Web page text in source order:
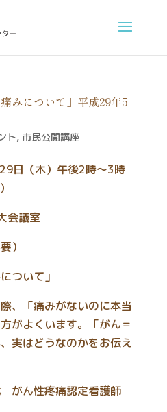
みについて」平成29年5
ト, 市民公開講座
日（木）午後2時～3時
会議室
）
ついて」
、「痛みがないのに本当
がよくいます。「がん＝
実はどうなのかをお伝え
ん性疼痛認定看護師